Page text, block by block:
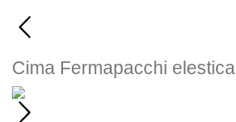
Cima Fermapacchi elestica